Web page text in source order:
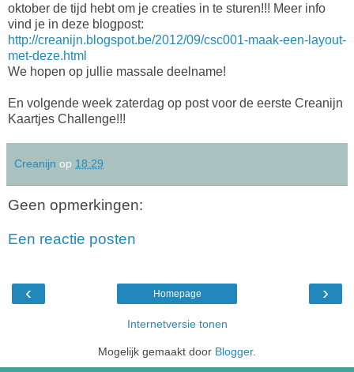
oktober de tijd hebt om je creaties in te sturen!!! Meer info
vind je in deze blogpost:
http://creanijn.blogspot.be/2012/09/csc001-maak-een-layout-
met-deze.html
We hopen op jullie massale deelname!
En volgende week zaterdag op post voor de eerste Creanijn
Kaartjes Challenge!!!
Creanijn op 18:29
Geen opmerkingen:
Een reactie posten
‹ ›
Homepage
Internetversie tonen
Mogelijk gemaakt door Blogger.